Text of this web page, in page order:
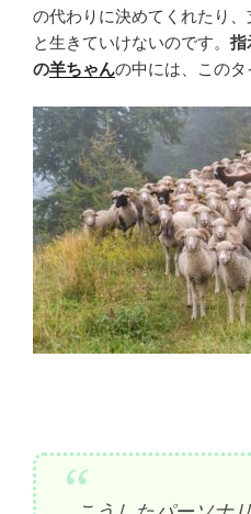
の代わりに決めてくれたり
と生きていけないのです。 指
の羊ちゃんの中には、このタ